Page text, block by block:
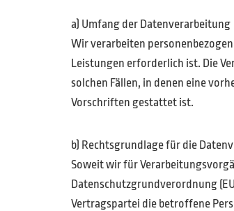
a) Umfang der Datenverarbeitung
Wir verarbeiten
Leistungen erforderlich ist. Die
solchen Fällen, in denen eine
Vorschriften gestattet ist.
b) Rechtsgrundlage für die
Soweit wir für
Datenschutzgrundverordnung
Vertragspartei die betroffene